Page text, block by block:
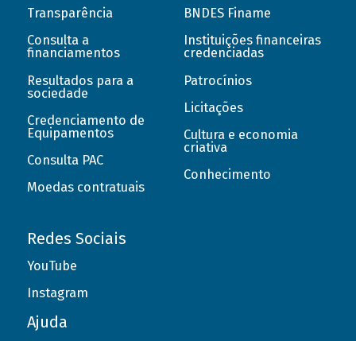
Transparência
Consulta a
financiamentos
Resultados para a
sociedade
Credenciamento de
Equipamentos
Consulta PAC
Moedas contratuais
BNDES Finame
Instituições financeiras
credenciadas
Patrocínios
Licitações
Cultura e economia
criativa
Conhecimento
Redes Sociais
YouTube
Instagram
Ajuda